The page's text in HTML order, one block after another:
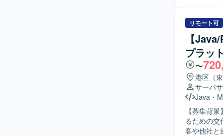
す。
を円滑に
【ポジシ
関われる
連携しながら
リモート可
【
プラッ
〜
港区（
サーバ
Java ・
【募集背
るための交代枠としての
客や他社と